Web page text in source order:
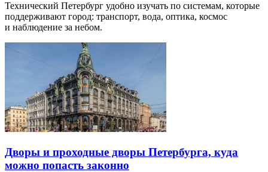
Технический Петербург удобно изучать по системам, которые
поддерживают город: транспорт, вода, оптика, космос
и наблюдение за небом.
Дворы и проходные дворы Петербурга, куда
можно попасть законно